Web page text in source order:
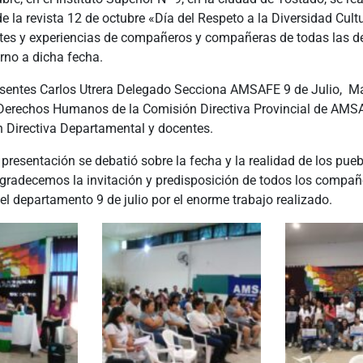
la revista 12 de octubre «Día del Respeto a la Diversidad
y experiencias de compañeros y compañeras de todas las
a dicha fecha.
Carlos Utrera Delegado Secciona AMSAFE 9 de Julio,
Humanos de la Comisión Directiva Provincial de
Directiva Departamental y docentes.
se debatió sobre la fecha y la realidad de los
la invitación y predisposición de todos los
departamento 9 de julio por el enorme trabajo realizado.